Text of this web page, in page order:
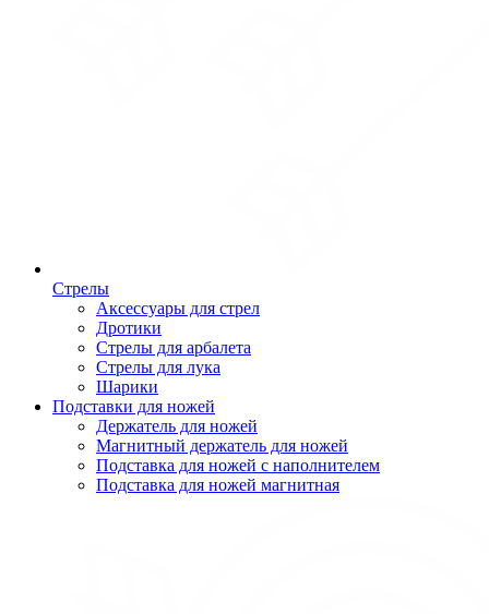
Стрелы
Аксессуары для стрел
Дротики
Стрелы для арбалета
Стрелы для лука
Шарики
Подставки для ножей
Держатель для ножей
Магнитный держатель для ножей
Подставка для ножей с наполнителем
Подставка для ножей магнитная